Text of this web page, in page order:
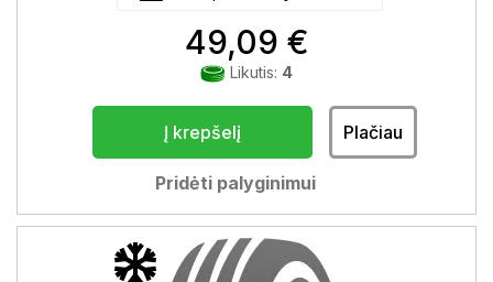
49,09 €
Likutis: 4
Į krepšelį Plačiau
Pridėti palyginimui